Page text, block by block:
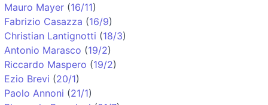
Mauro Mayer (16/11)
Fabrizio Casazza (16/9)
Christian Lantignotti (18/3)
Antonio Marasco (19/2)
Riccardo Maspero (19/2)
Ezio Brevi (20/1)
Paolo Annoni (21/1)